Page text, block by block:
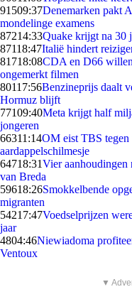
91509:37Denemarken pakt
mondelinge examens
87214:33Quake krijgt na 30
87118:47Italië hindert
81718:08CDA en D66
ongemerkt filmen
80117:56Benzineprijs daalt
Hormuz blijft
77109:40Meta krijgt half
jongeren
66311:14OM eist TBS tegen
aardappelschilmesje
64718:31Vier aanhoudingen
van Breda
59618:26Smokkelbende
migranten
54217:47Voedselprijzen
jaar
4804:46Niewiadoma
Ventoux
▼